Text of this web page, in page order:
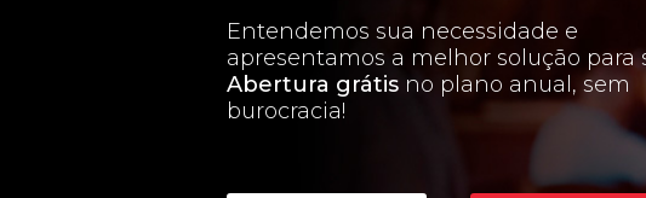
Entendemos sua necessidade e
apresentamos a melhor solução para
Abertura grátis no plano anual, sem
burocracia!